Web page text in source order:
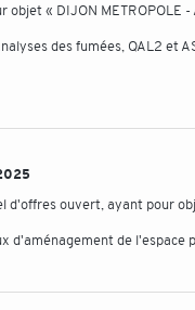
« DIJON METROPOLE
des fumées, QAL2 et
ouvert, ayant pour
d'aménagement de l'espace